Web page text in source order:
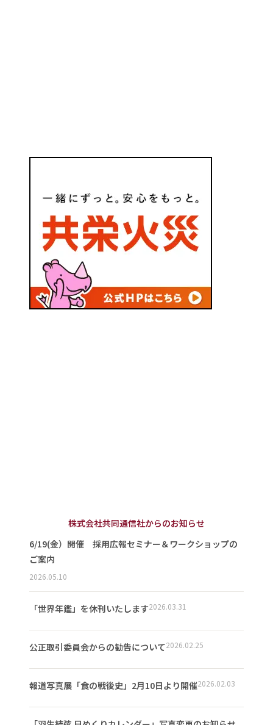
株式会社共同通信社からのお知らせ
6/19(金）開催 採用広報セミナー＆ワークショップの
ご案内
2026.05.10
「世界年鑑」を休刊いたします2026.03.31
公正取引委員会からの勧告について2026.02.25
報道写真展「食の戦後史」2月10日より開催2026.02.03